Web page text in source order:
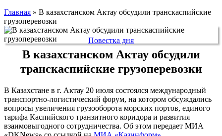
Главная » В казахстанском Актау обсудили транскаспийские
грузоперевозки
Повестка дня
В казахстанском Актау обсудили
транскаспийские грузоперевозки
В Казахстане в г. Актау 20 июля состоялся международный
транспортно-логистический форум, на котором обсуждались
вопросы увеличения грузооборота морских портов, единого
тарифа Каспийского транзитного коридора и развития
взаимовыгодного сотрудничества. Об этом передает МИА